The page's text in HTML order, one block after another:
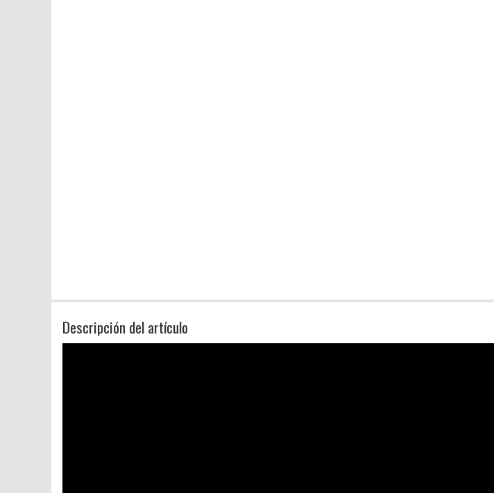
Descripción del artículo